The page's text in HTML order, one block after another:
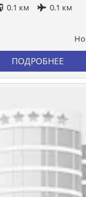
0.1 км 0.1 км
ПОДРОБНЕЕ